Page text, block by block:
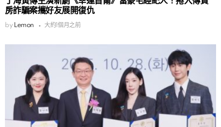
房詐騙案攜好友展開復仇
by Lemon 大約1個月之前